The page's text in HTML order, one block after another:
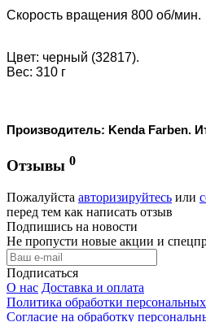
Скорость вращения 800 об/мин.
Цвет: черный (32817).
Вес: 310 г
Производитель: Kenda Farben.
Отзывы 0
Пожалуйста авторизируйтесь или
перед тем как написать отзыв
Подпишись на новости
Не пропусти новые акции и
Подписаться
О нас Доставка и оплата
Политика обработки
Согласие на обработку